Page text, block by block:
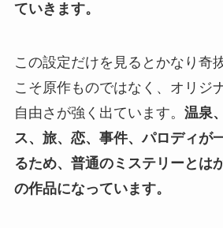
ていきます。
この設定だけを見るとかなり奇
こそ原作ものではなく、オリジ
自由さが強く出ています。 温泉
ス、旅、恋、事件、パロディが
るため、普通のミステリーとは
の作品になっています。